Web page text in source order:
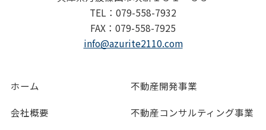
TEL：079-558-7932
FAX：079-558-7925
info@azurite2110.com
ホーム
会社概要
不動産開発事業
不動産コンサルティング事業